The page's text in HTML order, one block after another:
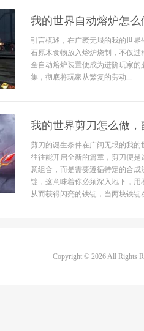
我的世界自动熔炉怎
引言概述，在广袤无垠的我的世
石原木食物放入熔炉烧制，不仅
全自动熔炉装置便成为进阶玩家
集，彻底将玩家从繁复的劳动...
我的世界剪刀怎么做
剪刀的诞生条件在广阔无垠的我
往往能开启全新的篇章，剪刀便
意组合，而是需要遵循特定的合
锭，这意味着你必须深入地下，
从而获得闪亮的铁锭，当两块铁锭
Copyright © 2026 All Rights